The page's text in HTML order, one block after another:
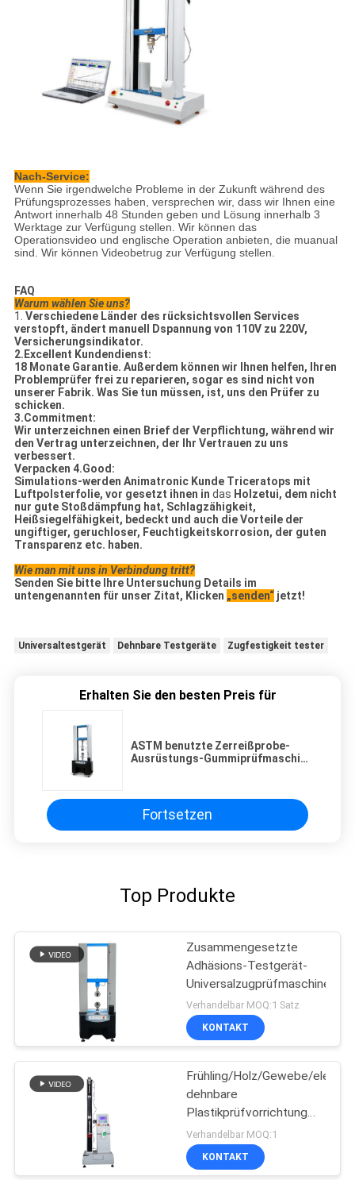
Nach-Service:
Wenn Sie irgendwelche Probleme in der Zukunft während des
Prüfungsprozesses haben, versprechen wir, dass wir Ihnen eine
Antwort innerhalb 48 Stunden geben und Lösung innerhalb 3
Werktage zur Verfügung stellen. Wir können das
Operationsvideo und englische Operation anbieten, die muanual
sind. Wir können Videobetrug zur Verfügung stellen.
FAQ
Warum wählen Sie uns?
1. Verschiedene Länder des rücksichtsvollen Services
verstopft, ändert manuell Dspannung von 110V zu 220V,
Versicherungsindikator.
2.Excellent Kundendienst:
18 Monate Garantie. Außerdem können wir Ihnen helfen, Ihren
Problemprüfer frei zu reparieren, sogar es sind nicht von
unserer Fabrik. Was Sie tun müssen, ist, uns den Prüfer zu
schicken.
3.Commitment:
Wir unterzeichnen einen Brief der Verpflichtung, während wir
den Vertrag unterzeichnen, der Ihr Vertrauen zu uns
verbessert.
Verpacken 4.Good:
Simulations-werden Animatronic Kunde Triceratops mit
Luftpolsterfolie, vor gesetzt ihnen in das Holzetui, dem nicht
nur gute Stoßdämpfung hat, Schlagzähigkeit,
Heißsiegelfähigkeit, bedeckt und auch die Vorteile der
ungiftiger, geruchloser, Feuchtigkeitskorrosion, der guten
Transparenz etc. haben.
Wie man mit uns in Verbindung tritt?
Senden Sie bitte Ihre Untersuchung Details im
untengenannten für unser Zitat, Klicken „senden“jetzt!
Universaltestgerät Dehnbare Testgeräte Zugfestigkeit tester
Erhalten Sie den besten Preis für
ASTM benutzte Zerreißprobe-
Ausrüstungs-Gummiprüfmaschine
Fortsetzen
Top Produkte
Zusammengesetzte
Adhäsions-Testgerät-
Universalzugprüfmaschine
Verhandelbar MOQ:1 Satz
KONTAKT
Frühling/Holz/Gewebe/
dehnbare
Plastikprüfvorrichtung
mit Digitalanzeige
Verhandelbar MOQ:1
KONTAKT